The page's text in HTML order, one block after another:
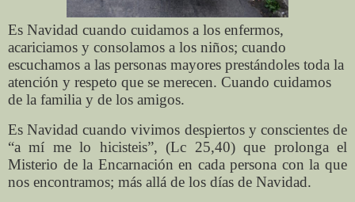
Es Navidad cuando cuidamos a los enfermos,
acariciamos y consolamos a los niños; cuando
escuchamos a las personas mayores prestándoles toda la
atención y respeto que se merecen. Cuando cuidamos
de la familia y de los amigos.
Es Navidad cuando vivimos despiertos y conscientes de
“a mí me lo hicisteis”, (Lc 25,40) que prolonga el
Misterio de la Encarnación en cada persona con la que
nos encontramos; más allá de los días de Navidad.